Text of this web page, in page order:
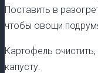
Поставить в
чтобы овощи
Картофель
капусту.